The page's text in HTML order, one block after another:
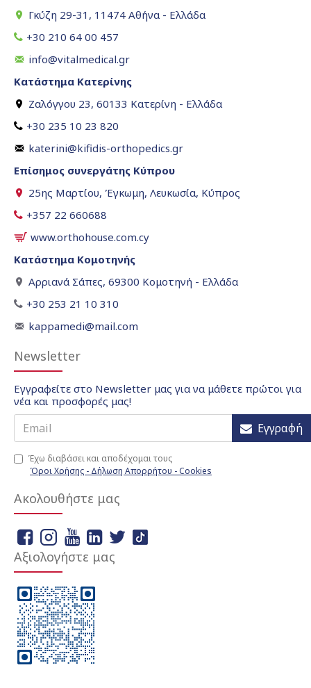
Γκύζη 29-31, 11474 Αθήνα - Ελλάδα
+30 210 64 00 457
info@vitalmedical.gr
Κατάστημα Κατερίνης
Ζαλόγγου 23, 60133 Κατερίνη - Ελλάδα
+30 235 10 23 820
katerini@kifidis-orthopedics.gr
Επίσημος συνεργάτης Κύπρου
25ης Μαρτίου, Έγκωμη, Λευκωσία, Κύπρος
+357 22 660688
www.orthohouse.com.cy
Κατάστημα Κομοτηνής
Αρριανά Σάπες, 69300 Κομοτηνή - Ελλάδα
+30 253 21 10 310
kappamedi@mail.com
Newsletter
Εγγραφείτε στο Newsletter μας για να μάθετε πρώτοι για
νέα και προσφορές μας!
Εγγραφή
Έχω διαβάσει και αποδέχομαι τους
Όροι Χρήσης - Δήλωση Απορρήτου - Cookies
Ακολουθήστε μας
Αξιολογήστε μας